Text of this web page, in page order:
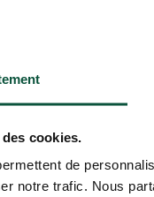
cookies.
de
notre trafic. Nous